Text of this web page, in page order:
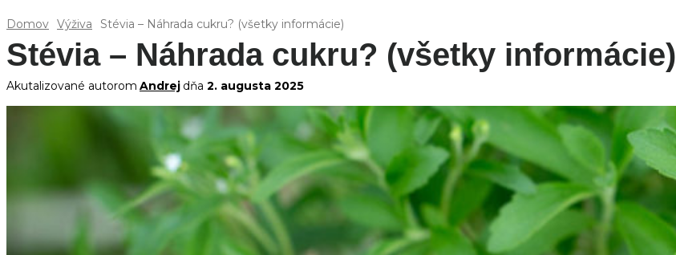
Domov Výživa Stévia – Náhrada cukru? (všetky informácie)
Stévia – Náhrada cukru? (všetky informácie)
Akutalizované autorom Andrej dňa 2. augusta 2025